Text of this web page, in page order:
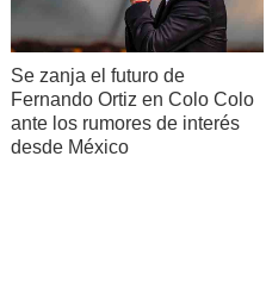
Se zanja el futuro de
Fernando Ortiz en Colo Colo
ante los rumores de interés
desde México